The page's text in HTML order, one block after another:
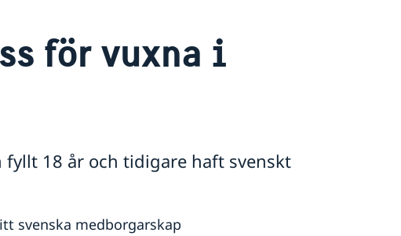
för vuxna i
fyllt 18 år och tidigare haft svenskt
svenska medborgarskap